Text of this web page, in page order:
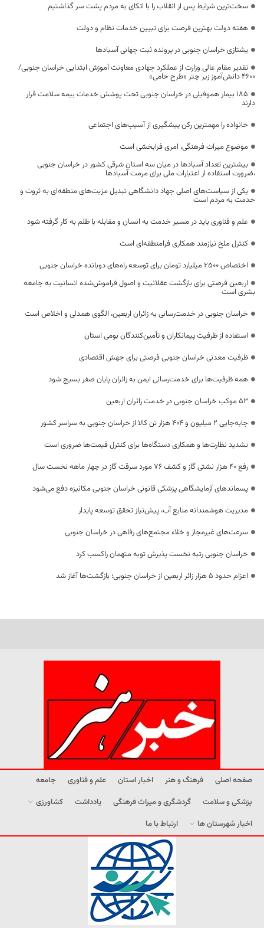
سخت‌ترین شرایط پس از انقلاب را با اتکای به مردم پشت سر گذاشتیم
هفته دولت بهترین فرصت برای تبیین خدمات نظام و دولت
یشتازی خراسان جنوبی در پرونده ثبت جهانی آسبادها
تقدیر مقام عالی وزارت از عملکرد جهادی معاونت آموزش ابتدایی خراسان جنوبی/
۴۶۰۰ دانش‌آموز زیر چتر «طرح حامی»
۱۸۵ بیمار هموفیلی در خراسان جنوبی تحت پوشش خدمات بیمه سلامت قرار
دارند
خانواده را مهمترین رکن پیشگیری از آسیب‌های اجتماعی
موضوع میراث فرهنگی، امری فرابخشی است
بیشترین تعداد آسبادها در میان سه استان شرقی کشور در خراسان جنوبی
،ضرورت استفاده از اعتبارات ملی برای مرمت آسبادها
یکی از سیاست‌های اصلی جهاد دانشگاهی تبدیل مزیت‌های منطقه‌ای به ثروت و
خدمت به مردم است
علم و فناوری باید در مسیر خدمت به انسان و مقابله با ظلم به کار گرفته شود
کنترل ملخ نیازمند همکاری فرامنطقه‌ای است
اختصاص 2500 میلیارد تومان برای توسعه راه‌های دوبانده خراسان جنوبی
اربعین فرصتی برای بازگشت عقلانیت و اصول فراموش‌شده انسانیت به جامعه
بشری است
خراسان جنوبی در خدمت‌رسانی به زائران اربعین، الگوی همدلی و اخلاص است
استفاده از ظرفیت پیمانکاران و تأمین‌کنندگان بومی استان
ظرفیت معدنی خراسان جنوبی فرصتی برای جهش اقتصادی
همه ظرفیت‌ها برای خدمت‌رسانی ایمن به زائران پایان صفر بسیج شود
53 موکب خراسان جنوبی در خدمت زائران اربعین
جابه‌جایی 2 میلیون و 404 هزار تن کالا از خراسان جنوبی به سراسر کشور
تشدید نظارت‌ها و همکاری دستگاه‌ها برای کنترل قیمت‌ها ضروری است
رفع 40 هزار نشتی گاز و کشف 76 مورد سرقت گاز در چهار ماهه نخست سال
پسماندهای آزمایشگاهی پزشکی قانونی خراسان جنوبی مکانیزه دفع می‌شود
مدیریت هوشمندانه منابع آب، پیش‌نیاز تحقق توسعه پایدار
سرعت‌های غیرمجاز و خلاء مجتمع‌های رفاهی در خراسان جنوبی
خراسان جنوبی رتبه نخست پذیرش توبه متهمان راکسب کرد
اعزام حدود 5 هزار زائر اربعین از خراسان جنوبی؛ بازگشت‌ها آغاز شد
صفحه اصلی فرهنگ و هنر اخبار استان علم و فناوری
جامعه
پزشکی و سلامت
گردشگری و میراث فرهنگی یادداشت
کشاورزی
اخبار شهرستان ها
ارتباط با ما